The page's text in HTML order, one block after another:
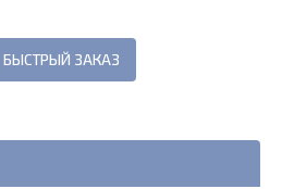
БЫСТРЫЙ ЗАКАЗ